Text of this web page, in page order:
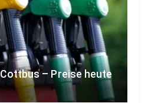
– Preise heute